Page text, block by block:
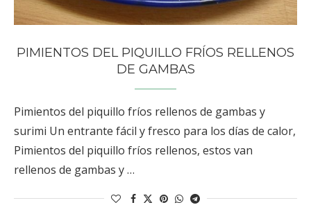
PIMIENTOS DEL PIQUILLO FRÍOS RELLENOS
DE GAMBAS
Pimientos del piquillo fríos rellenos de gambas y
surimi Un entrante fácil y fresco para los días de calor,
Pimientos del piquillo fríos rellenos, estos van
rellenos de gambas y …